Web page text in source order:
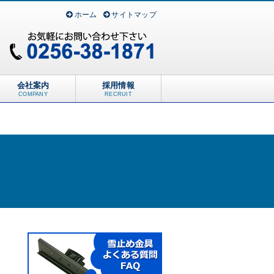
ホーム サイトマップ
会社案内
COMPANY
採用情報
RECRUIT